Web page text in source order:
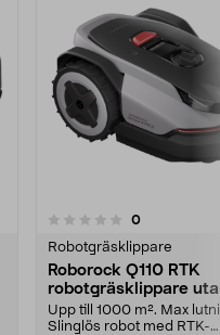
0recensioner
Robotgräsklippare
Roborock Q110 RTK
robotgräsklippare
slinga, 1000 m2
Upp till 1000 m². Max
Slinglös robot med RTK-